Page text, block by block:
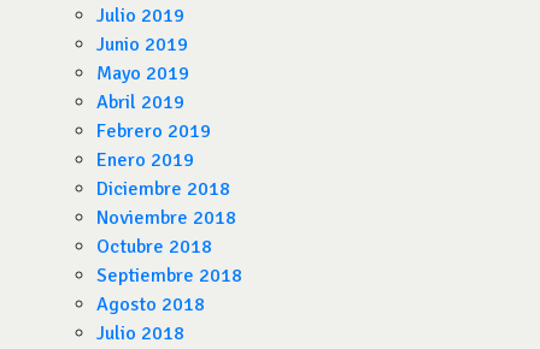
Julio 2019
Junio 2019
Mayo 2019
Abril 2019
Febrero 2019
Enero 2019
Diciembre 2018
Noviembre 2018
Octubre 2018
Septiembre 2018
Agosto 2018
Julio 2018